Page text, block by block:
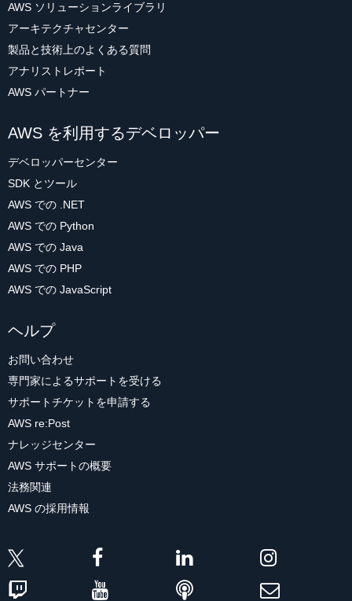
AWS ソリューションライブラリ
アーキテクチャセンター
製品と技術上のよくある質問
アナリストレポート
AWS パートナー
AWS を利用するデベロッパー
デベロッパーセンター
SDK とツール
AWS での .NET
AWS での Python
AWS での Java
AWS での PHP
AWS での JavaScript
ヘルプ
お問い合わせ
専門家によるサポートを受ける
サポートチケットを申請する
AWS re:Post
ナレッジセンター
AWS サポートの概要
法務関連
AWS の採用情報